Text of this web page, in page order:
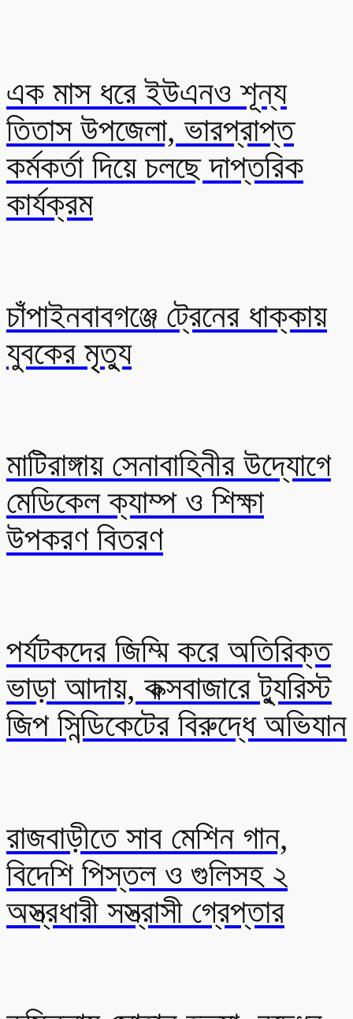
এক মাস ধরে ইউএনও শূন্য
তিতাস উপজেলা, ভারপ্রাপ্ত
কর্মকর্তা দিয়ে চলছে দাপ্তরিক
কার্যক্রম
চাঁপাইনবাবগঞ্জে ট্রেনের ধাক্কায়
যুবকের মৃত্যু
মাটিরাঙ্গায় সেনাবাহিনীর উদ্যোগে
মেডিকেল ক্যাম্প ও শিক্ষা
উপকরণ বিতরণ
পর্যটকদের জিম্মি করে অতিরিক্ত
ভাড়া আদায়, কক্সবাজারে ট্যুরিস্ট
জিপ সিন্ডিকেটের বিরুদ্ধে অভিযান
রাজবাড়ীতে সাব মেশিন গান,
বিদেশি পিস্তল ও গুলিসহ ২
অস্ত্রধারী সস্ত্রাসী গ্রেপ্তার